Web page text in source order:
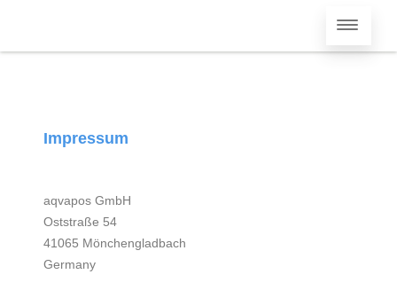
Impressum
aqvapos GmbH
Oststraße 54
41065 Mönchengladbach
Germany